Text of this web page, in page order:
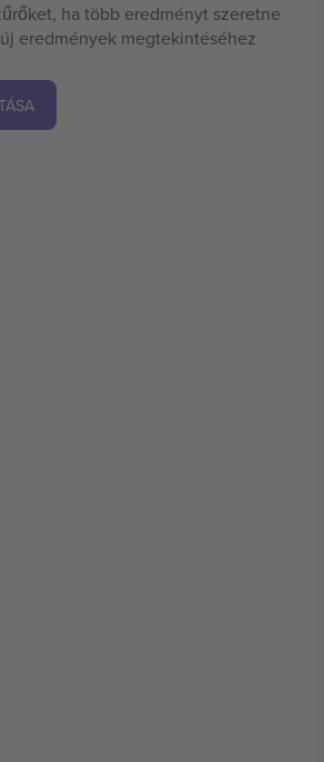
ha több eredményt szeretne
eredmények megtekintéséhez